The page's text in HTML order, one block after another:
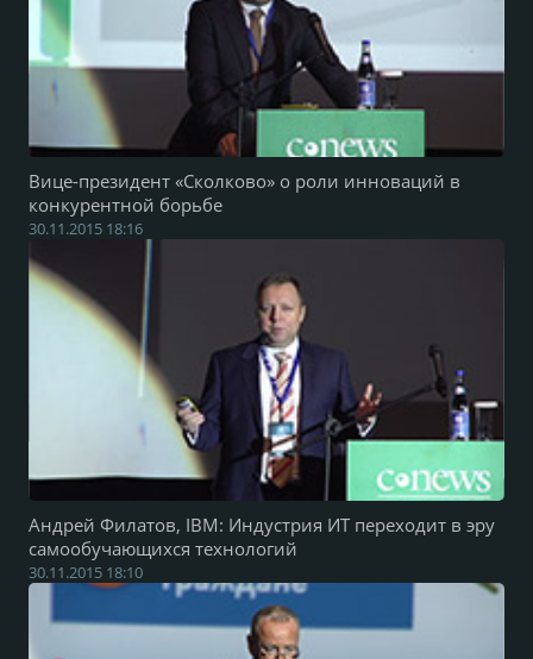
Вице-президент «Сколково» о роли инноваций в
конкурентной борьбе
30.11.2015 18:16
Андрей Филатов, IBM: Индустрия ИТ переходит в эру
самообучающихся технологий
30.11.2015 18:10